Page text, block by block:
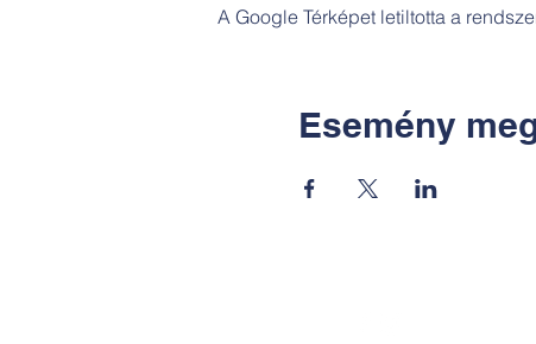
A Google Térképet letiltotta a
Esemény